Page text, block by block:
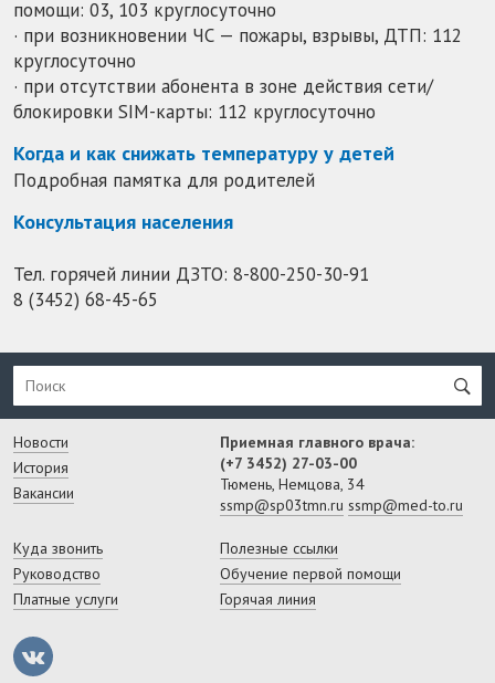
помощи: 03, 103 круглосуточно
· при возникновении ЧС — пожары, взрывы, ДТП: 112
круглосуточно
· при отсутствии абонента в зоне действия сети/
блокировки SIM-карты: 112 круглосуточно
Когда и как снижать температуру у детей
Подробная памятка для родителей
Консультация населения
Тел. горячей линии ДЗТО: 8-800-250-30-91
8 (3452) 68-45-65
Новости
История
Вакансии
Приемная главного врача:
(+7 3452) 27-03-00
Тюмень, Немцова, 34
ssmp@sp03tmn.ru ssmp@med-to.ru
Куда звонить
Руководство
Платные услуги
Полезные ссылки
Обучение первой помощи
Горячая линия